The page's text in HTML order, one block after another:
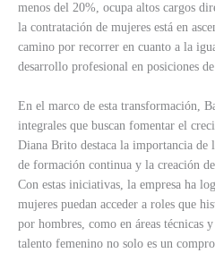
menos del 20%, ocupa altos cargos
la contratación de mujeres está en
camino por recorrer en cuanto a la
desarrollo profesional en posiciones
En el marco de esta transformación,
integrales que buscan fomentar el
Diana Brito destaca la importancia
de formación continua y la creación
Con estas iniciativas, la empresa ha
mujeres puedan acceder a roles que
por hombres, como en áreas técnicas
talento femenino no solo es un